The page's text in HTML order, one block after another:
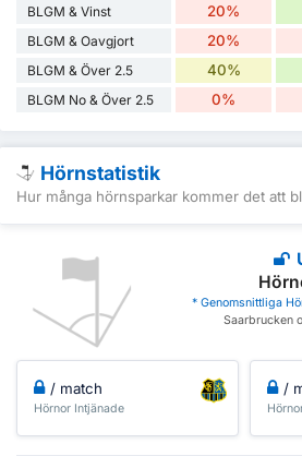
BLGM & Vinst 20%
BLGM & Oavgjort 20%
BLGM & Över 2.5 40%
BLGM No & Över 2.5 0%
Hörnstatistik
Hur många hörnsparkar kommer det att
* Genomsnittliga
Saarbrucken
/ match
Hörnor Intjänade
/